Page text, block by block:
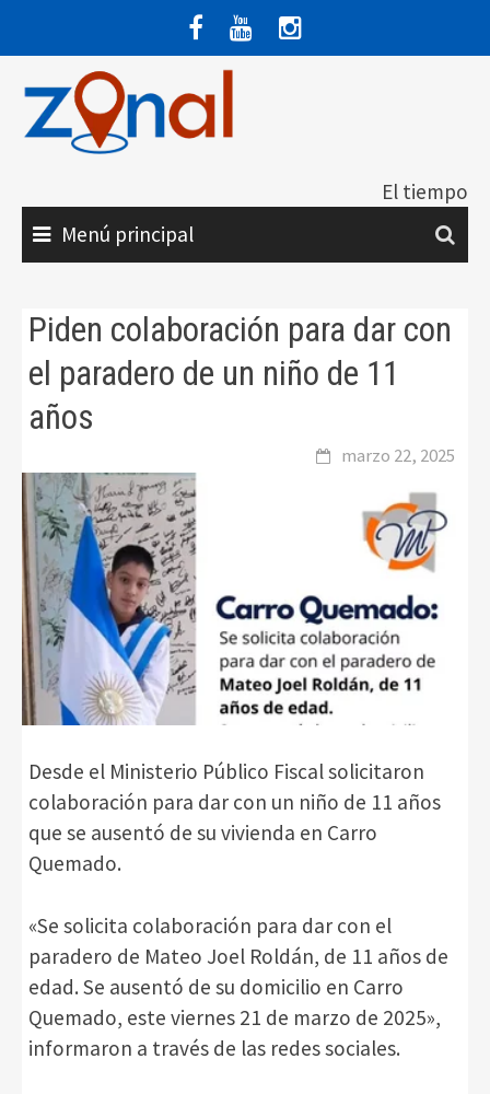
contenido
El tiempo
Menú principal
Piden colaboración para dar con
el paradero de un niño de 11
años
marzo 22, 2025
Desde el Ministerio Público Fiscal solicitaron
colaboración para dar con un niño de 11 años
que se ausentó de su vivienda en Carro
Quemado.
«Se solicita colaboración para dar con el
paradero de Mateo Joel Roldán, de 11 años de
edad. Se ausentó de su domicilio en Carro
Quemado, este viernes 21 de marzo de 2025»,
informaron a través de las redes sociales.